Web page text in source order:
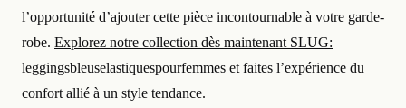
l’opportunité d’ajouter cette pièce incontournable à votre garde-
robe. Explorez notre collection dès maintenant SLUG:
leggingsbleuselastiquespourfemmes et faites l’expérience du
confort allié à un style tendance.